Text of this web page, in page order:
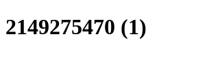
2149275470 (1)